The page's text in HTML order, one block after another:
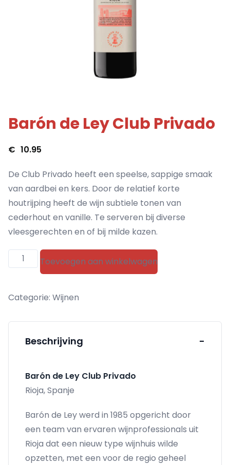
Barón de Ley Club Privado
€ 10.95
De Club Privado heeft een speelse, sappige smaak
van aardbei en kers. Door de relatief korte
houtrijping heeft de wijn subtiele tonen van
cederhout en vanille. Te serveren bij diverse
vleesgerechten en of bij milde kazen.
Barón
de
Club
Toevoegen aan winkelwagen
Categorie: Wijnen
Beschrijving -
Barón de Ley Club Privado
Rioja, Spanje
Barón de Ley werd in 1985 opgericht door
een team van ervaren wijnprofessionals uit
Rioja dat een nieuw type wijnhuis wilde
opzetten, met een voor de regio geheel